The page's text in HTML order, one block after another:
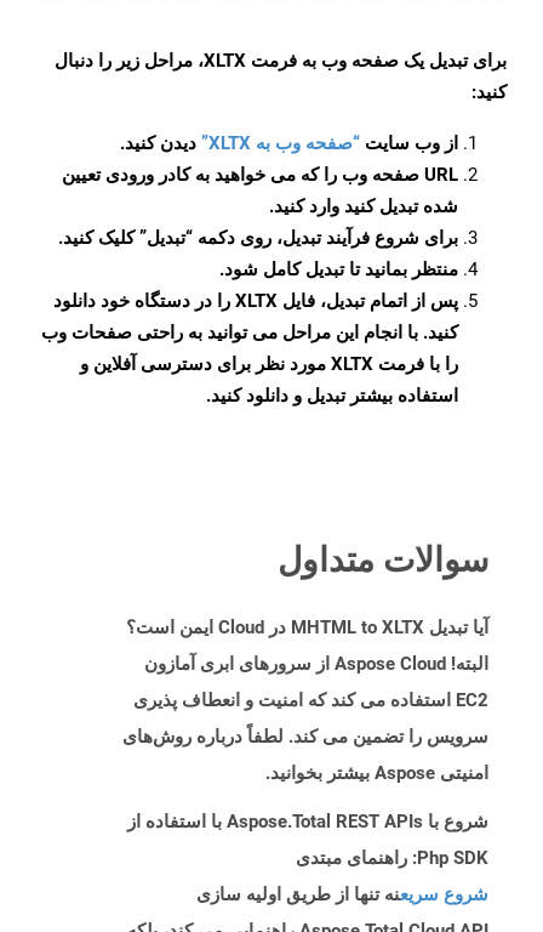
برای تبدیل یک صفحه وب به فرمت XLTX، مراحل زیر را دنبال
کنید:
از وب سایت “صفحه وب به XLTX”
دیدن کنید.
URL صفحه وب را که می خواهید به کادر ورودی تعیین
شده تبدیل کنید وارد کنید.
برای شروع فرآیند تبدیل، روی دکمه “تبدیل” کلیک کنید.
منتظر بمانید تا تبدیل کامل شود.
پس از اتمام تبدیل، فایل XLTX را در دستگاه خود دانلود
کنید. با انجام این مراحل می توانید به راحتی صفحات وب
را با فرمت XLTX مورد نظر برای دسترسی آفلاین و
استفاده بیشتر تبدیل و دانلود کنید.
سوالات متداول
آیا تبدیل MHTML to XLTX در Cloud ایمن است؟
البته! Aspose Cloud از سرورهای ابری آمازون
EC2 استفاده می کند که امنیت و انعطاف پذیری
سرویس را تضمین می کند. لطفاً درباره روش‌های
امنیتی Aspose بیشتر بخوانید.
شروع با Aspose.Total REST APIs با استفاده از
Php SDK: راهنمای مبتدی
شروع سریعنه تنها از طریق اولیه سازی